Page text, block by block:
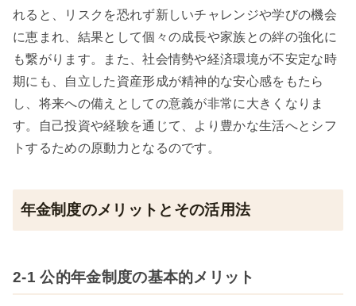
れると、リスクを恐れず新しいチャレンジや学びの機会
に恵まれ、結果として個々の成長や家族との絆の強化に
も繋がります。また、社会情勢や経済環境が不安定な時
期にも、自立した資産形成が精神的な安心感をもたら
し、将来への備えとしての意義が非常に大きくなりま
す。自己投資や経験を通じて、より豊かな生活へとシフ
トするための原動力となるのです。
年金制度のメリットとその活用法
2-1 公的年金制度の基本的メリット